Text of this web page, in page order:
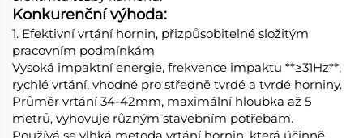
Konkurenční výhoda:
1. Efektivní vrtání hornin, přizpůsobitelné složitým
pracovním podmínkám
Vysoká impaktní energie, frekvence impaktu **≥31Hz**,
rychlé vrtání, vhodné pro středně tvrdé a tvrdé horniny.
Průměr vrtání 34-42mm, maximální hloubka až 5
metrů, vyhovuje různým stavebním potřebám.
Používá se vlhká metoda vrtání hornin, která účinně